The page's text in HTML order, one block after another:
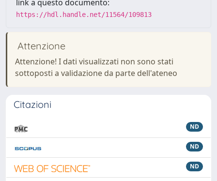
link a questo documento:
https://hdl.handle.net/11564/109813
Attenzione
Attenzione! I dati visualizzati non sono stati
sottoposti a validazione da parte dell'ateneo
Citazioni
ND
ND
ND